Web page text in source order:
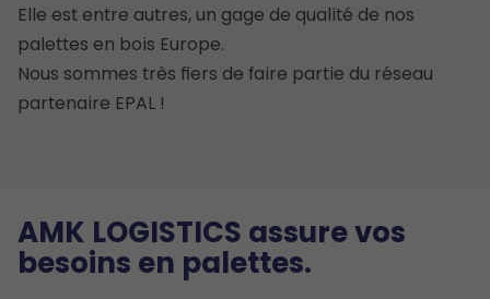
Elle est entre autres, un gage de qualité de nos
palettes en bois Europe.
Nous sommes très fiers de faire partie du réseau
partenaire EPAL !
AMK LOGISTICS assure vos
besoins en palettes.